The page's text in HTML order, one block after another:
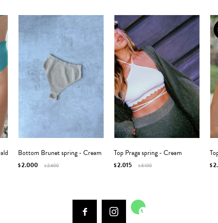
Bottom Brunet spring - Cream
$2.000 $2.600
Top Praga spring - Cream
$2.015 $3.100 $
  